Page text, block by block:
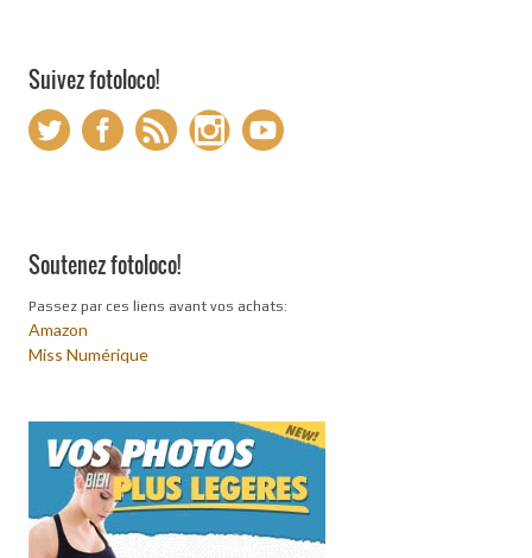
Suivez fotoloco!
Soutenez fotoloco!
Passez par ces liens avant vos achats:
Amazon
Miss Numérique